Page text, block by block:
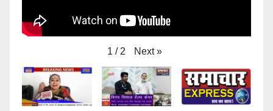
1 / 2 Next »